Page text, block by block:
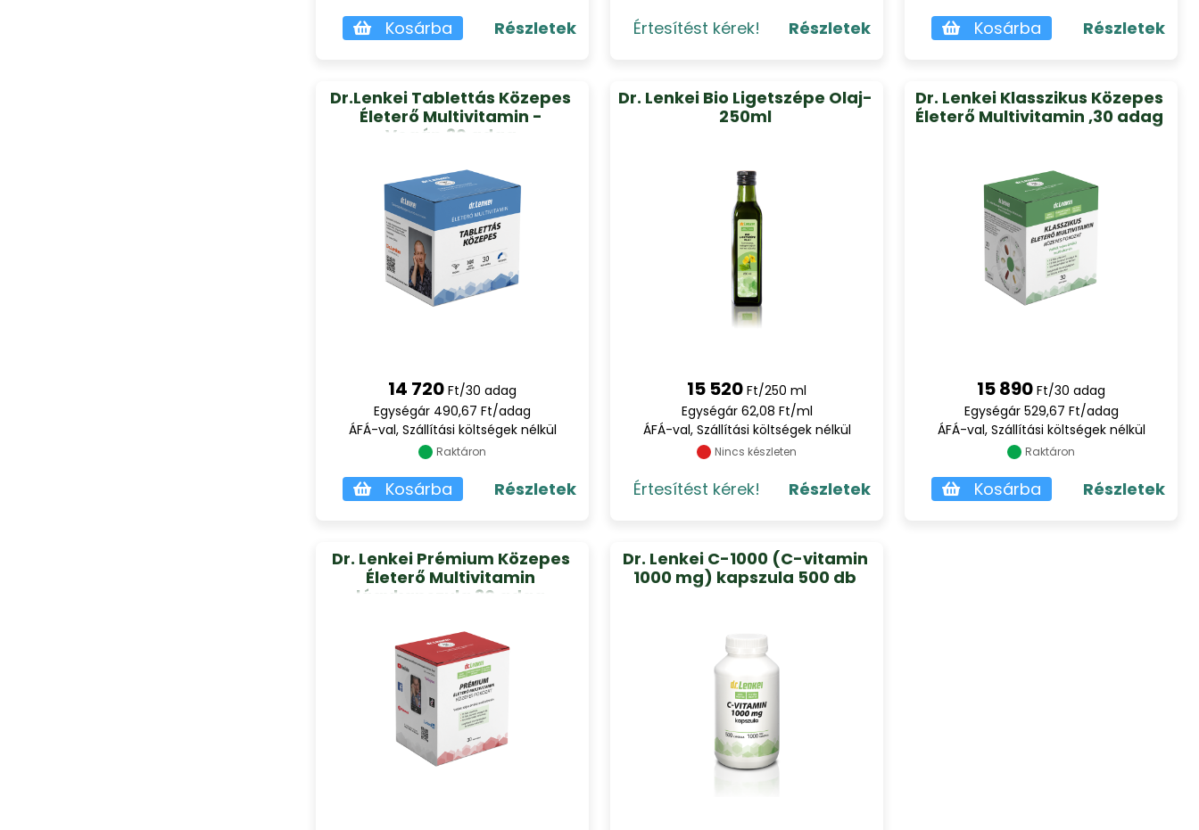
Kosárba Részletek Értesítést kérek! Részletek Kosárba Részletek
Dr.Lenkei Tablettás Közepes
Életerő Multivitamin -
Vegán,30 adag
14 720 Ft/30 adag
Egységár 490,67 Ft/adag
ÁFÁ-val, Szállítási költségek nélkül
Raktáron
Kosárba Részletek
Dr. Lenkei Bio Ligetszépe Olaj-
250ml
15 520 Ft/250 ml
Egységár 62,08 Ft/ml
ÁFÁ-val, Szállítási költségek nélkül
Nincs készleten
Értesítést kérek! Részletek
Dr. Lenkei Klasszikus Közepes
Életerő Multivitamin ,30 adag
15 890 Ft/30 adag
Egységár 529,67 Ft/adag
ÁFÁ-val, Szállítási költségek nélkül
Raktáron
Kosárba Részletek
Dr. Lenkei Prémium Közepes
Életerő Multivitamin
lágykapszula 30 adag
Dr. Lenkei C-1000 (C-vitamin
1000 mg) kapszula 500 db